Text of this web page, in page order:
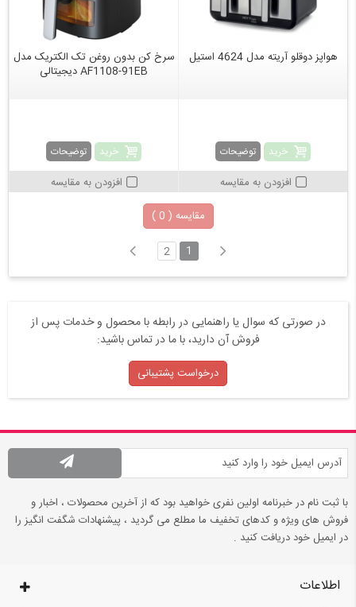
هواپز دوقلو آریته مدل 4624 استیل
خرید توضیحات
افزودن به مقایسه
سرخ کن بدون روغن تک الکتریک مدل
AF1108-91EB دیجیتالی
خرید توضیحات
افزودن به مقایسه
مقایسه ( 0
)
1
2
در صورتی که سوال یا راهنمایی در رابطه با محصول و خدمات پس از
فروش آن دارید، با ما در تماس باشید:
درخواست پشتیبانی
با ثبت نام در خبرنامه اولین نفری خواهید بود که از آخرین محصولات ، اخبار و
فروش های ویژه و کدهای تخفیف ما مطلع می گردید ، پیشنهادات شگفت انگیز را
در ایمیل خود دریافت کنید .
اطلاعات